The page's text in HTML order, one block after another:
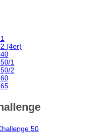
(4er)
1
2
50